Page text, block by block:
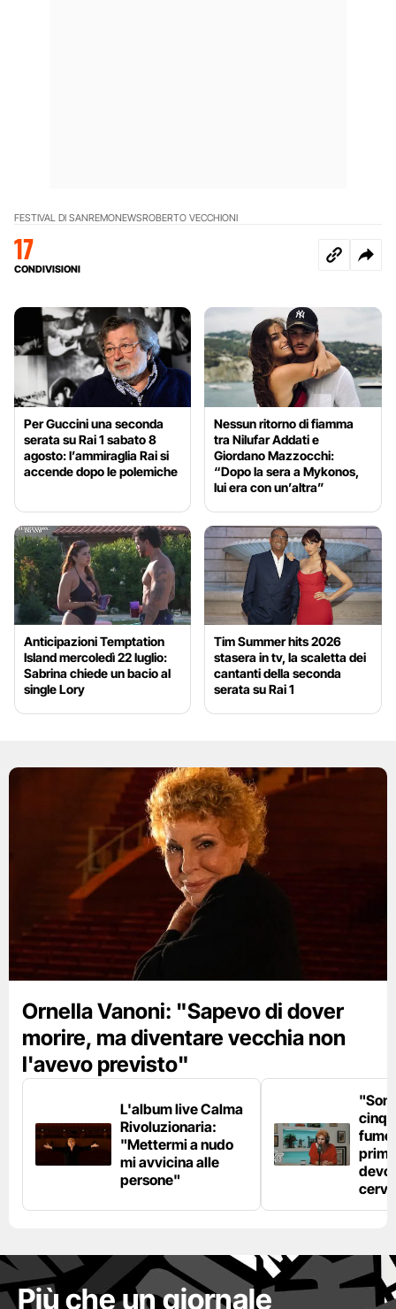
FESTIVAL DI SANREMONEWSROBERTO VECCHIONI
17
CONDIVISIONI
Per Guccini una seconda
serata su Rai 1 sabato 8
agosto: l’ammiraglia Rai si
accende dopo le polemiche
Nessun ritorno di fiamma
tra Nilufar Addati e
Giordano Mazzocchi:
“Dopo la sera a Mykonos,
lui era con un’altra”
Anticipazioni Temptation
Island mercoledì 22 luglio:
Sabrina chiede un bacio al
single Lory
Tim Summer hits 2026
stasera in tv, la scaletta dei
cantanti della seconda
serata su Rai 1
Ornella Vanoni: "Sapevo di dover
morire, ma diventare vecchia non
l'avevo previsto"
L'album live Calma
Rivoluzionaria:
"Mettermi a nudo
mi avvicina alle
persone"
fumo
devo
Più che un giornale